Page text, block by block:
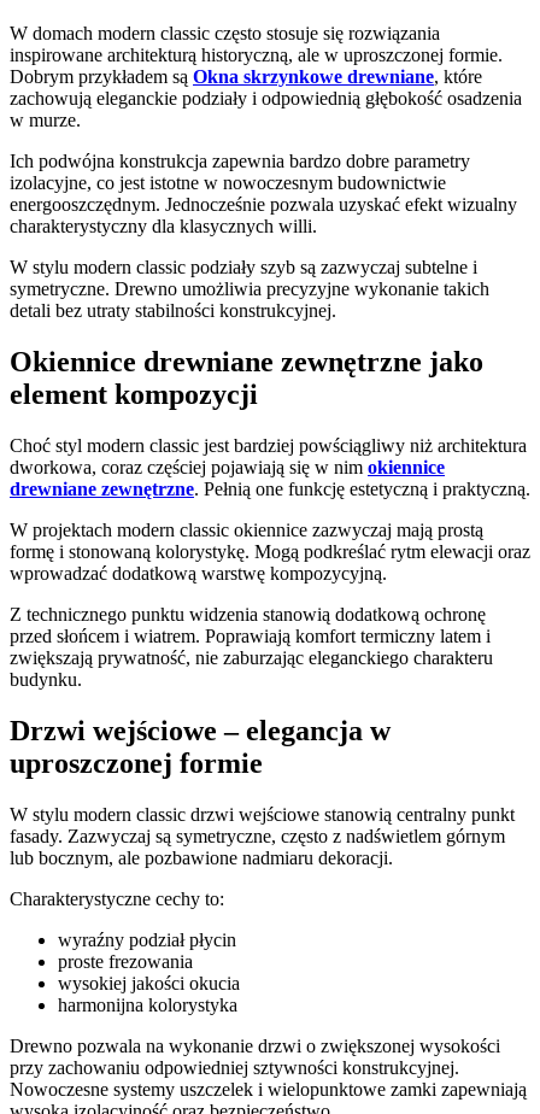
W domach modern classic często stosuje się rozwiązania
inspirowane architekturą historyczną, ale w uproszczonej formie.
Dobrym przykładem są Okna skrzynkowe drewniane, które
zachowują eleganckie podziały i odpowiednią głębokość osadzenia
w murze.
Ich podwójna konstrukcja zapewnia bardzo dobre parametry
izolacyjne, co jest istotne w nowoczesnym budownictwie
energooszczędnym. Jednocześnie pozwala uzyskać efekt wizualny
charakterystyczny dla klasycznych willi.
W stylu modern classic podziały szyb są zazwyczaj subtelne i
symetryczne. Drewno umożliwia precyzyjne wykonanie takich
detali bez utraty stabilności konstrukcyjnej.
Okiennice drewniane zewnętrzne jako
element kompozycji
Choć styl modern classic jest bardziej powściągliwy niż architektura
dworkowa, coraz częściej pojawiają się w nim okiennice
drewniane zewnętrzne. Pełnią one funkcję estetyczną i praktyczną.
W projektach modern classic okiennice zazwyczaj mają prostą
formę i stonowaną kolorystykę. Mogą podkreślać rytm elewacji oraz
wprowadzać dodatkową warstwę kompozycyjną.
Z technicznego punktu widzenia stanowią dodatkową ochronę
przed słońcem i wiatrem. Poprawiają komfort termiczny latem i
zwiększają prywatność, nie zaburzając eleganckiego charakteru
budynku.
Drzwi wejściowe – elegancja w
uproszczonej formie
W stylu modern classic drzwi wejściowe stanowią centralny punkt
fasady. Zazwyczaj są symetryczne, często z nadświetlem górnym
lub bocznym, ale pozbawione nadmiaru dekoracji.
Charakterystyczne cechy to:
wyraźny podział płycin
proste frezowania
wysokiej jakości okucia
harmonijna kolorystyka
Drewno pozwala na wykonanie drzwi o zwiększonej wysokości
przy zachowaniu odpowiedniej sztywności konstrukcyjnej.
Nowoczesne systemy uszczelek i wielopunktowe zamki zapewniają